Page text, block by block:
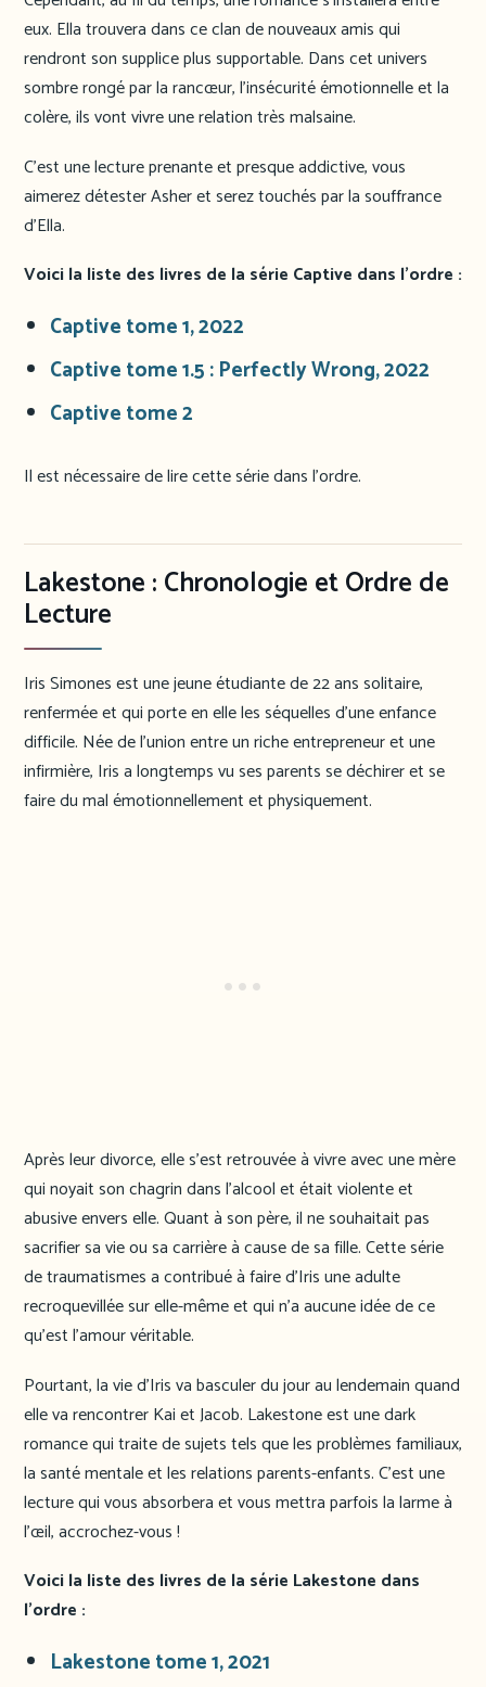
eux. Ella trouvera dans ce clan de nouveaux amis qui
rendront son supplice plus supportable. Dans cet univers
sombre rongé par la rancœur, l’insécurité émotionnelle et la
colère, ils vont vivre une relation très malsaine.
C’est une lecture prenante et presque addictive, vous
aimerez détester Asher et serez touchés par la souffrance
d’Ella.
Voici la liste des livres de la série Captive dans l’ordre :
Captive tome 1, 2022
Captive tome 1.5 : Perfectly Wrong, 2022
Captive tome 2
Il est nécessaire de lire cette série dans l’ordre.
Lakestone : Chronologie et Ordre de
Lecture
Iris Simones est une jeune étudiante de 22 ans solitaire,
renfermée et qui porte en elle les séquelles d’une enfance
difficile. Née de l’union entre un riche entrepreneur et une
infirmière, Iris a longtemps vu ses parents se déchirer et se
faire du mal émotionnellement et physiquement.
Après leur divorce, elle s’est retrouvée à vivre avec une mère
qui noyait son chagrin dans l’alcool et était violente et
abusive envers elle. Quant à son père, il ne souhaitait pas
sacrifier sa vie ou sa carrière à cause de sa fille. Cette série
de traumatismes a contribué à faire d’Iris une adulte
recroquevillée sur elle-même et qui n’a aucune idée de ce
qu’est l’amour véritable.
Pourtant, la vie d’Iris va basculer du jour au lendemain quand
elle va rencontrer Kai et Jacob. Lakestone est une dark
romance qui traite de sujets tels que les problèmes familiaux,
la santé mentale et les relations parents-enfants. C’est une
lecture qui vous absorbera et vous mettra parfois la larme à
l’œil, accrochez-vous !
Voici la liste des livres de la série Lakestone dans
l’ordre :
Lakestone tome 1, 2021